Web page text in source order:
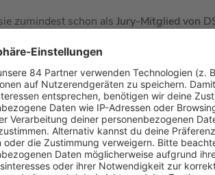
zumindest schon als Jury-Mitglied von
Musik und ist trotzdem bodenständig
Andreas Ferber
geheiratet. Es
noch 2019 erscheint, wird die
UND BIER-